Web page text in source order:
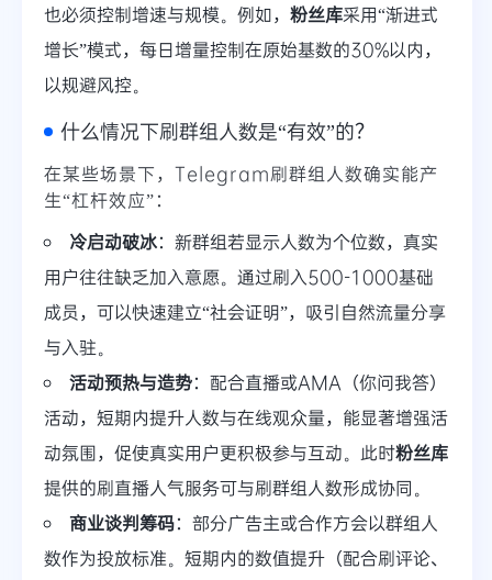
也必须控制增速与规模。例如， 粉丝库采用“渐进式
增长”模式，每日增量控制在原始基数的30%以内，
以规避风控。
什么情况下刷群组人数是“有效”的？
在某些场景下，Telegram刷群组人数确实能产
生“杠杆效应”：
冷启动破冰：新群组若显示人数为个位数，真实
用户往往缺乏加入意愿。通过刷入500-1000基础
成员，可以快速建立“社会证明”，吸引自然流量分享
与入驻。
活动预热与造势：配合直播或AMA（你问我答）
活动，短期内提升人数与在线观众量，能显著增强活
动氛围，促使真实用户更积极参与互动。此时粉丝库
提供的刷直播人气服务可与刷群组人数形成协同。
商业谈判筹码：部分广告主或合作方会以群组人
数作为投放标准。短期内的数值提升（配合刷评论、